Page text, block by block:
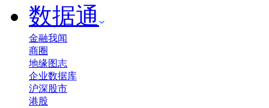
数据通
金融我闻
商圈
地缘图志
企业数据库
沪深股市
港股